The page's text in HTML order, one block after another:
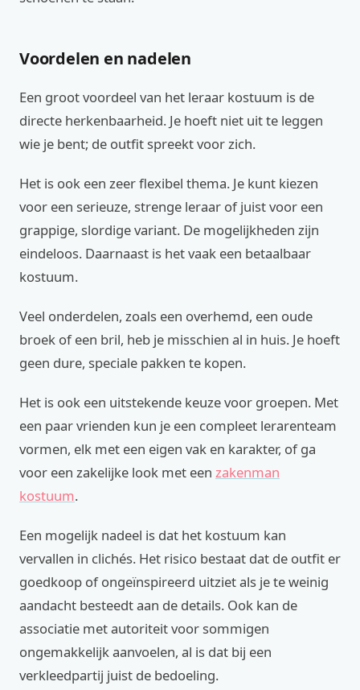
Voordelen en nadelen
Een groot voordeel van het leraar kostuum is de
directe herkenbaarheid. Je hoeft niet uit te leggen
wie je bent; de outfit spreekt voor zich.
Het is ook een zeer flexibel thema. Je kunt kiezen
voor een serieuze, strenge leraar of juist voor een
grappige, slordige variant. De mogelijkheden zijn
eindeloos. Daarnaast is het vaak een betaalbaar
kostuum.
Veel onderdelen, zoals een overhemd, een oude
broek of een bril, heb je misschien al in huis. Je hoeft
geen dure, speciale pakken te kopen.
Het is ook een uitstekende keuze voor groepen. Met
een paar vrienden kun je een compleet lerarenteam
vormen, elk met een eigen vak en karakter, of ga
voor een zakelijke look met een zakenman
kostuum.
Een mogelijk nadeel is dat het kostuum kan
vervallen in clichés. Het risico bestaat dat de outfit er
goedkoop of ongeïnspireerd uitziet als je te weinig
aandacht besteedt aan de details. Ook kan de
associatie met autoriteit voor sommigen
ongemakkelijk aanvoelen, al is dat bij een
verkleedpartij juist de bedoeling.